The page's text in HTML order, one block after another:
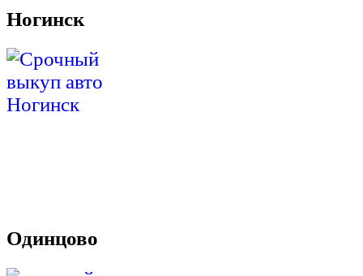
Ногинск
Одинцово